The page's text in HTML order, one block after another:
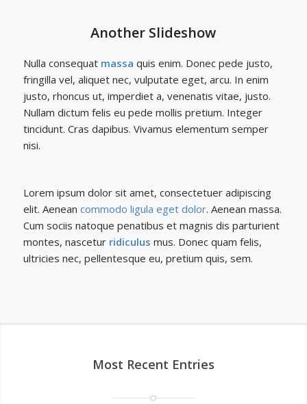
Another Slideshow
Nulla consequat massa quis enim. Donec pede justo,
fringilla vel, aliquet nec, vulputate eget, arcu. In enim
justo, rhoncus ut, imperdiet a, venenatis vitae, justo.
Nullam dictum felis eu pede mollis pretium. Integer
tincidunt. Cras dapibus. Vivamus elementum semper
nisi.
Lorem ipsum dolor sit amet, consectetuer adipiscing
elit. Aenean commodo ligula eget dolor. Aenean massa.
Cum sociis natoque penatibus et magnis dis parturient
montes, nascetur ridiculus mus. Donec quam felis,
ultricies nec, pellentesque eu, pretium quis, sem.
Most Recent Entries